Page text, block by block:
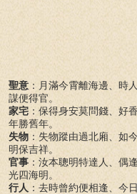
聖意 ：月滿今霄離海邊、時
謀便得官。
家宅 ：保得身安莫問錢、好
年勝舊年。
失物 ：失物蹤由過北廂、如
明保吉祥。
官事 ：汝本聰明特達人、偶
光四海明。
行人 ：去時曾約便相逢、今